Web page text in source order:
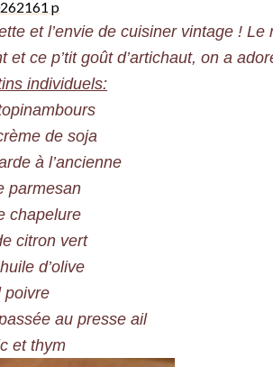
et l’envie de cuisiner vintage ! Le
ce p’tit goût d’artichaut, on a
individuels:
de soja
à l’ancienne
parmesan
chapelure
citron vert
d’olive
poivre
au presse ail
et thym